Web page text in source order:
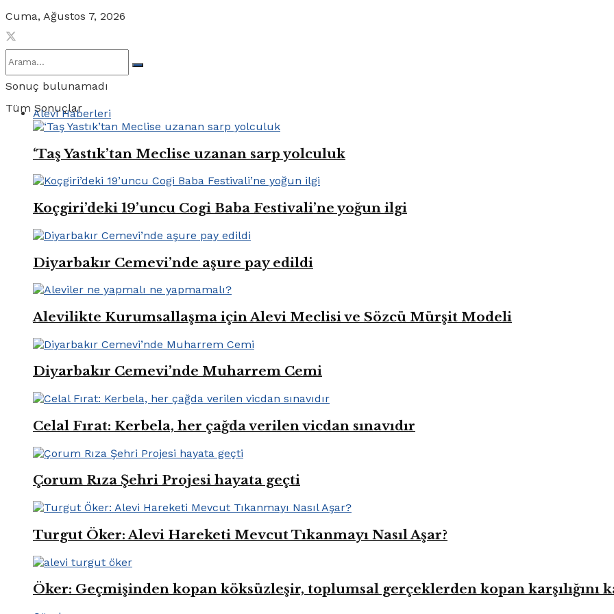
Cuma, Ağustos 7, 2026
Sonuç bulunamadı
Tüm Sonuçlar
Alevi Haberleri
‘Taş Yastık’tan Meclise uzanan sarp yolculuk
Koçgiri’deki 19’uncu Cogi Baba Festivali’ne yoğun ilgi
Diyarbakır Cemevi’nde aşure pay edildi
Alevilikte Kurumsallaşma için Alevi Meclisi ve Sözcü Mürşit Modeli
Diyarbakır Cemevi’nde Muharrem Cemi
Celal Fırat: Kerbela, her çağda verilen vicdan sınavıdır
Çorum Rıza Şehri Projesi hayata geçti
Turgut Öker: Alevi Hareketi Mevcut Tıkanmayı Nasıl Aşar?
Öker: Geçmişinden kopan köksüzleşir, toplumsal gerçeklerden kopan karşılığını